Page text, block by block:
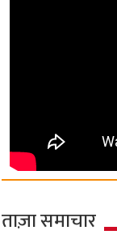
ताज़ा समाचार